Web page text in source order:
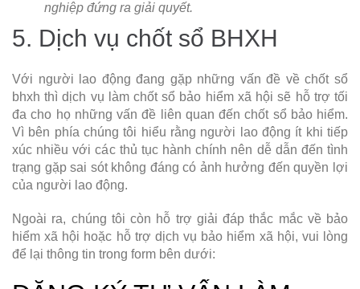
nghiệp đứng ra giải quyết.
5. Dịch vụ chốt sổ BHXH
Với người lao động đang gặp những vấn đề về chốt sổ
bhxh thì dịch vụ làm chốt sổ bảo hiểm xã hội sẽ hỗ trợ tối
đa cho họ những vấn đề liên quan đến chốt sổ bảo hiểm.
Vì bên phía chúng tôi hiểu rằng người lao động ít khi tiếp
xúc nhiều với các thủ tục hành chính nên dễ dẫn đến tình
trạng gặp sai sót không đáng có ảnh hưởng đến quyền lợi
của người lao động.
Ngoài ra, chúng tôi còn hỗ trợ giải đáp thắc mắc về bảo
hiểm xã hội hoặc hỗ trợ dịch vụ bảo hiểm xã hội, vui lòng
để lại thông tin trong form bên dưới: